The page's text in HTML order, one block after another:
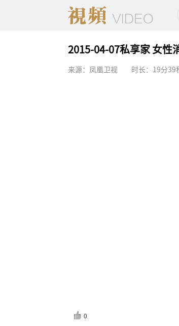
2015-04-07私享家 女性
来源：凤凰卫视 时长：19分39
0